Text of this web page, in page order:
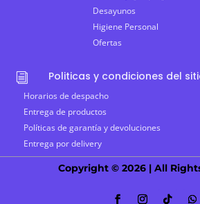
Desayunos
Higiene Personal
Ofertas
i Politicas y condiciones del
Horarios de despacho
Entrega de productos
Políticas de garantía y devoluciones
Entrega por delivery
Copyright © 2026 | All